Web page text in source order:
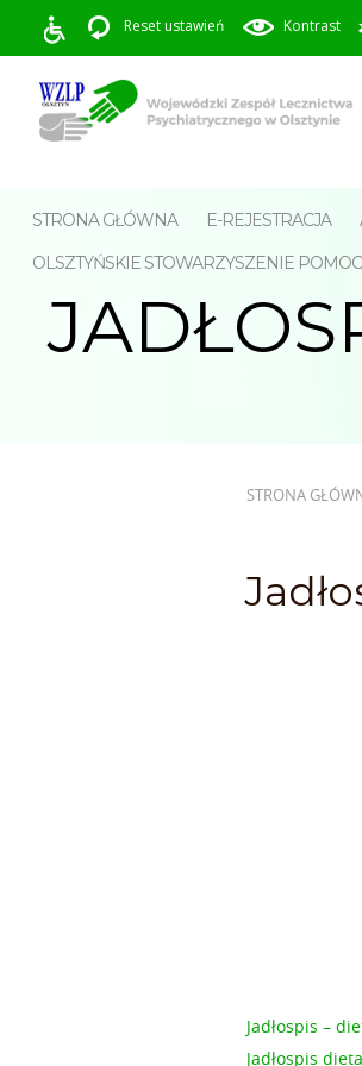
Reset ustawień Kontrast
STRONA GŁÓWNA E-REJESTRACJA
OLSZTYŃSKIE STOWARZYSZENIE
STRONA
Jadłospis –
Jadłospis